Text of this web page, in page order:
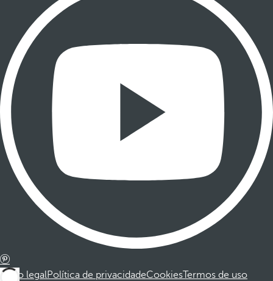
Aviso legalPolítica de privacidadeCookiesTermos de uso